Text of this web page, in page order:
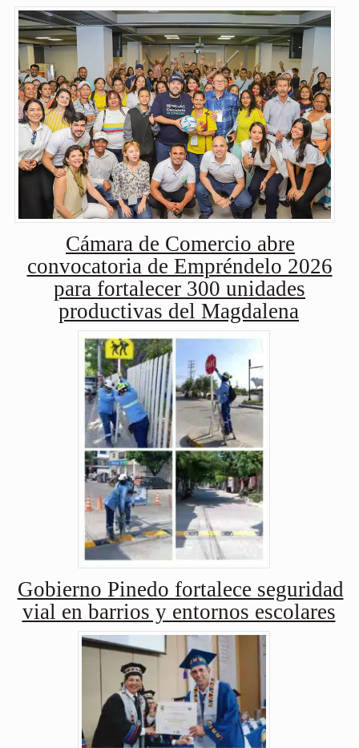
Cámara de Comercio abre
convocatoria de Empréndelo 2026
para fortalecer 300 unidades
productivas del Magdalena
Gobierno Pinedo fortalece seguridad
vial en barrios y entornos escolares